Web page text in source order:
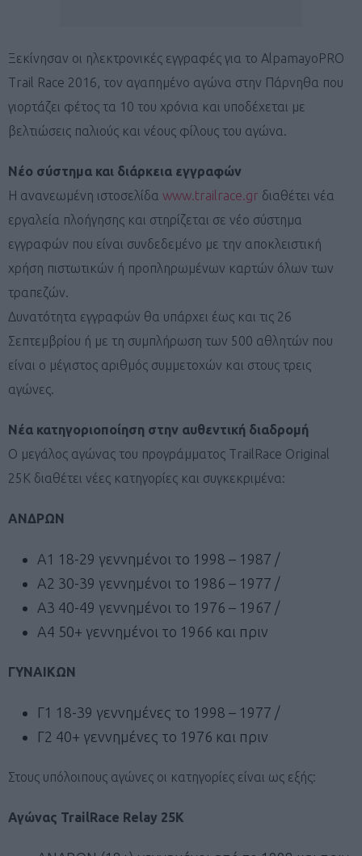
Ξεκίνησαν οι ηλεκτρονικές εγγραφές για το AlpamayoPRO
Trail Race 2016, τον αγαπημένο αγώνα στην Πάρνηθα που
γιορτάζει φέτος τα 10 του χρόνια και υποδέχεται με
βελτιώσεις παλιούς και νέους φίλους του αγώνα.
Νέο σύστημα και διάρκεια εγγραφών
Η ανανεωμένη ιστοσελίδα www.trailrace.gr διαθέτει νέα
εργαλεία πλοήγησης και στηρίζεται σε νέο σύστημα
εγγραφών που είναι συνδεδεμένο με την αποκλειστική
χρήση πιστωτικών ή προπληρωμένων καρτών όλων των
τραπεζών.
Δυνατότητα εγγραφών θα υπάρχει έως και τις 26
Σεπτεμβρίου ή με τη συμπλήρωση των 500 αθλητών που
είναι ο μέγιστος αριθμός συμμετοχών και στους τρεις
αγώνες.
Νέα κατηγοριοποίηση στην αυθεντική διαδρομή
Ο μεγάλος αγώνας του προγράμματος TrailRace Original
25K διαθέτει νέες κατηγορίες και συγκεκριμένα:
ΑΝΔΡΩΝ
Α1 18-29 γεννημένοι το 1998 – 1987 /
Α2 30-39 γεννημένοι το 1986 – 1977 /
Α3 40-49 γεννημένοι το 1976 – 1967 /
Α4 50+ γεννημένοι το 1966 και πριν
ΓΥΝΑΙΚΩΝ
Γ1 18-39 γεννημένες το 1998 – 1977 /
Γ2 40+ γεννημένες το 1976 και πριν
Στους υπόλοιπους αγώνες οι κατηγορίες είναι ως εξής:
Αγώνας TrailRace Relay 25K